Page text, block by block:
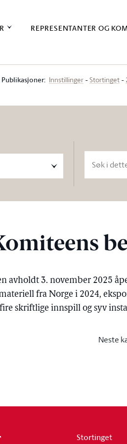
REPRESENTANTER OG
Publikasjoner: Innstillinger Stortinget
avholdt 3. november 2025
fra Norge i 2024,
skriftlige innspill og syv
Neste
Stortinget